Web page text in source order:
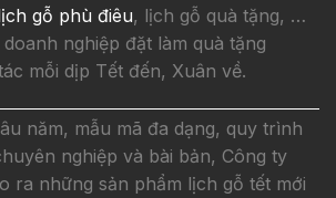
gỗ phù điêu, lịch gỗ quà tặng, …
nghiệp đặt làm quà tặng
mỗi dịp Tết đến, Xuân về.
năm, mẫu mã đa dạng, quy trình
nghiệp và bài bản, Công ty
ra những sản phẩm lịch gỗ tết mới